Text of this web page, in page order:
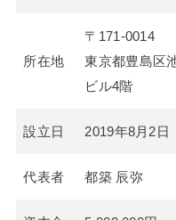
所在地
〒171-0014
東京都豊島区
ビル4階
設立日 2019年8月2日
代表者 都築 辰弥